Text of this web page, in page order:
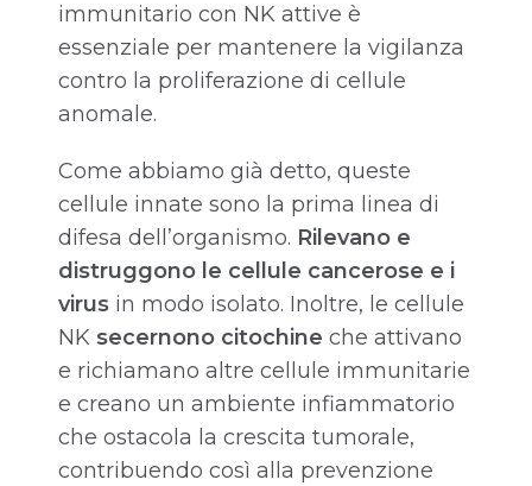
immunitario con NK attive è
essenziale per mantenere la vigilanza
contro la proliferazione di cellule
anomale.
Come abbiamo già detto, queste
cellule innate sono la prima linea di
difesa dell’organismo. Rilevano e
distruggono le cellule cancerose e i
virus in modo isolato. Inoltre, le cellule
NK secernono citochine che attivano
e richiamano altre cellule immunitarie
e creano un ambiente infiammatorio
che ostacola la crescita tumorale,
contribuendo così alla prevenzione